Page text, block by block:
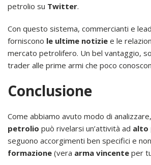
petrolio su Twitter.
Con questo sistema, commercianti e
forniscono le ultime notizie e le
mercato petrolifero. Un bel vantaggio,
trader alle prime armi che poco
Conclusione
Come abbiamo avuto modo di
petrolio può rivelarsi un’attività ad
seguono accorgimenti ben specifici e
formazione (vera arma vincente per